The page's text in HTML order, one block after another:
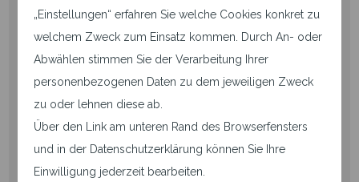
„Einstellungen“ erfahren Sie welche Cookies konkret zu
welchem Zweck zum Einsatz kommen. Durch An- oder
Abwählen stimmen Sie der Verarbeitung Ihrer
personenbezogenen Daten zu dem jeweiligen Zweck
zu oder lehnen diese ab.
Über den Link am unteren Rand des Browserfensters
und in der Datenschutzerklärung können Sie Ihre
Einwilligung jederzeit bearbeiten.
DH-Gruppen unterstützt werden
und so weiter.
Am Ende findet man hoffentlich
einen gemeinsamen Nenner.
Mit pfSense & OPNsense haben
wir immerhin den Vorteil, dass der
verwendete IPsec-Service nahezu